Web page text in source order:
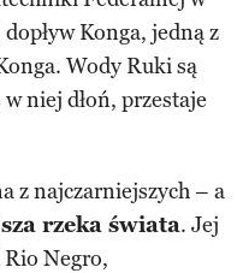
Konga, jedną z
Wody Ruki są
niej dłoń, przestaje
z najczarniejszych – a
rzeka świata. Jej
Negro,